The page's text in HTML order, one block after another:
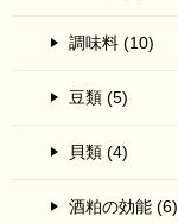
調味料 (10)
豆類 (5)
貝類 (4)
酒粕の効能 (6)